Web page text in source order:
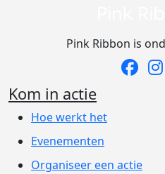
Pink Ribbon is
Kom in actie
Hoe werkt het
Evenementen
Organiseer een actie